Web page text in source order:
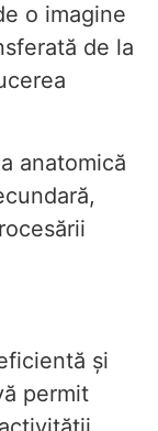
o imagine
de la
anatomică
și
permit